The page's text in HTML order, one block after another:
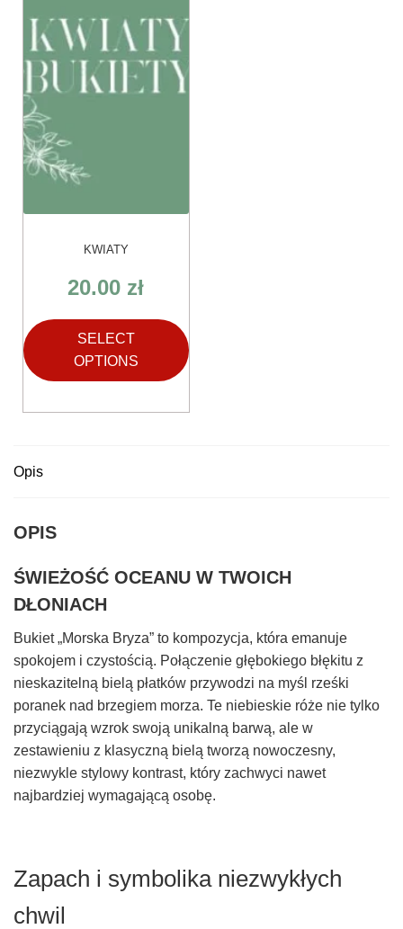
KWIATY
20.00 zł
SELECT
OPTIONS
Opis
OPIS
ŚWIEŻOŚĆ OCEANU W TWOICH
DŁONIACH
Bukiet „Morska Bryza” to kompozycja, która emanuje
spokojem i czystością. Połączenie głębokiego błękitu z
nieskazitelną bielą płatków przywodzi na myśl rześki
poranek nad brzegiem morza. Te niebieskie róże nie tylko
przyciągają wzrok swoją unikalną barwą, ale w
zestawieniu z klasyczną bielą tworzą nowoczesny,
niezwykle stylowy kontrast, który zachwyci nawet
najbardziej wymagającą osobę.
Zapach i symbolika niezwykłych
chwil